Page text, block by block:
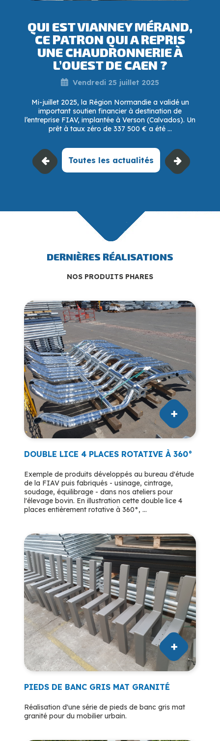
QUI EST VIANNEY MÉRAND,
CE PATRON QUI A REPRIS
UNE CHAUDRONNERIE À
L’OUEST DE CAEN ?
Vendredi 25 juillet 2025
Mi-juillet 2025, la Région Normandie a validé un
important soutien financier à destination de
l’entreprise FIAV, implantée à Verson (Calvados). Un
prêt à taux zéro de 337 500 € a été ...
Toutes les actualités
DERNIÈRES RÉALISATIONS
NOS PRODUITS PHARES
DOUBLE LICE 4 PLACES ROTATIVE À 360°
Exemple de produits développés au bureau d'étude
de la FIAV puis fabriqués - usinage, cintrage,
soudage, équilibrage - dans nos ateliers pour
l'élevage bovin. En illustration cette double lice 4
places entièrement rotative à 360°, ...
PIEDS DE BANC GRIS MAT GRANITÉ
Réalisation d'une série de pieds de banc gris mat
granité pour du mobilier urbain.